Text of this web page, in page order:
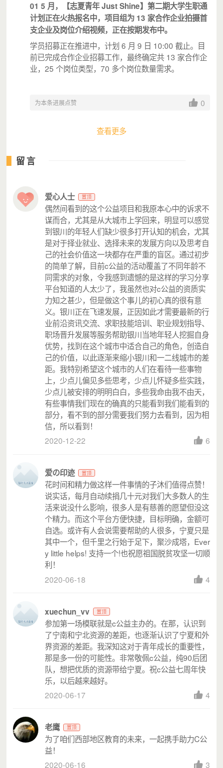
（沙鸣Talks活动参与者反馈）
- 探索者计划 -
探索者计划，引进国内优质青年活动/组织进入宁夏，并赋
能本地青年人运营。
目前，C公益与 Viva la Vida 达成合作，自 2020 年 9 月
起，每月在宁夏地区举办一次生命画像工作坊，鼓励宁夏
的青年画一幅画来回答一个问题：你的生命是什么？
（宁夏的青年正在用绘画表达自己的生命）
截至 2021.6.5，我们共举办：
7 场生命画像工作坊，121 位宁夏青年画出了自己的生
（科学公益）
在做公益的过程当中，我们一直在反思：我们的公益活动
真的帮助到了这些受益人了吗？
为此，自 2015 年起，我们开始逐步重视评估，逐步对机
构从事的领域开展学术研究，为机构规划及项目设计提供
学术支持。
01 5 月，【志夏青年 Just Shine】第二期大学生职通
计划正在火热报名中，项目组为 13 家合作企业拍摄首
支企业及岗位介绍视频，正在按期发布中。
学员招募正在推进中，计划 6 月 9 日 10:00 截止。目
前已完成合作企业招募工作，最终确定共 13 家合作企
业，25 个岗位类型，70 多个岗位数量需求。
为本条进展点赞 0
查看更多
留言
爱心人士 置顶
偶然间看到的这个公益项目和我原本心中的诉求不
谋而合，尤其是从大城市上学回来，明显可以感觉
到银川的年轻人们缺少很多打开认知的机会，尤其
是对于择业就业、选择未来的发展方向以及思考自
己的社会价值这一块都存在严重的盲区。通过初步
的简单了解，目前c公益的活动覆盖了不同年龄不
同需求的对象，令我感到遗憾的是这样的学习分享
平台知道的人太少了，我虽然也对c公益的资质实
力知之甚少，但是做这个事儿的初心真的很有意
义。银川正在飞速发展，正因如此才需要最新的行
业前沿资讯交流、求职技能培训、职业规划指导、
职场晋升发展等服务帮助银川当地年轻人挖掘自身
优势，找到在这个城市中适合自己的角色，创造自
己的价值，以此逐渐来缩小银川和一二线城市的差
距。我特别希望这个城市的人们在看待一些事物
上，少点儿偏见多些思考，少点儿怀疑多些实践，
少点儿被安排的明明白白，多些我命由我不由天，
有些事情我们现在的确真的只能看到我们能看到的
部分，看不到的部分需要我们努力去看到，因为相
信，所以看到！
2020-12-22
6
爱の印迹 置顶
花时间和精力做这样一件事情的子沐们值得点赞！
说实话，每月自动续捐几十元对我们大多数人的生
活来说没什么影响，很多人是有慈善的愿望但没这
个精力。而这个平台方便快捷，目标明确，金额可
自选。或许有人会说需要帮助的人很多，宁夏只是
其中一个，但千里之行始于足下，聚沙成塔，Ever
y little helps! 支持一个!也祝愿祖国脱贫攻坚一切顺
利！
2020-06-18
4
xuechun_vv 置顶
参加第一场模联就是c公益主办的。在那，认识到
了宁南和宁北资源的差距，也逐渐认识了宁夏和外
界资源的差距。我深知这对于青年成长的重要性，
那是多一份的可能性。非常敬佩c公益，纯90后团
队，想把优质的资源带给宁夏。祝c公益七周年快
乐，以后越来越好。
2020-06-17
4
老鹰 置顶
为了咱们西部地区教育的未来，一起携手助力C公
益！
2020-06-16
3